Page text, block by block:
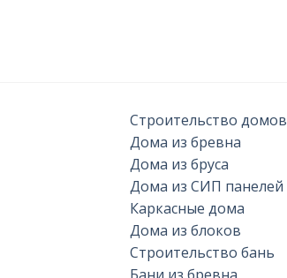
Строительство домов
Дома из бревна
Дома из бруса
Дома из СИП панелей
Каркасные дома
Дома из блоков
Строительство бань